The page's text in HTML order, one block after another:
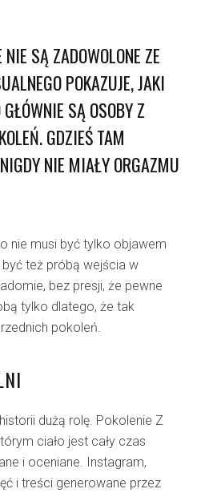
SĄ ZADOWOLONE ZE
POKAZUJE, JAKI
SĄ OSOBY Z
GDZIEŚ TAM
NIGDY NIE MIAŁY ORGAZMU
nie musi być tylko objawem
też próbą wejścia w
bez presji, że pewne
tylko dlatego, że tak
pokoleń.
dużą rolę. Pokolenie Z
ciało jest cały czas
i oceniane. Instagram,
i treści generowane przez